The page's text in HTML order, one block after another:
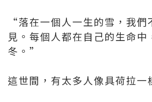
“落在一個人一生的雪，我們
見。每個人都在自己的生命中
冬。”
這世間，有太多人像具荷拉一